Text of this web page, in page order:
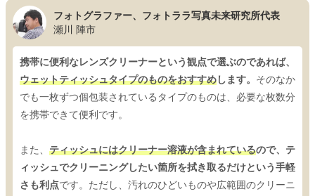
フォトグラファー、フォトララ写真未来研究所代表
瀬川 陣市
携帯に便利なレンズクリーナーという観点で選ぶのであれば、
ウェットティッシュタイプのものをおすすめします。 そのなか
でも一枚ずつ個包装されているタイプのものは、必要な枚数分
を携帯できて便利です。
また、 ティッシュにはクリーナー溶液が含まれているので、テ
ィッシュでクリーニングしたい箇所を拭き取るだけという手軽
さも利点です。ただし、汚れのひどいものや広範囲のクリーニ